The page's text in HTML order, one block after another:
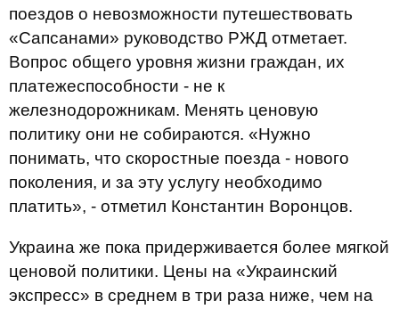
поездов о невозможности путешествовать
«Сапсанами» руководство РЖД отметает.
Вопрос общего уровня жизни граждан, их
платежеспособности - не к
железнодорожникам. Менять ценовую
политику они не собираются. «Нужно
понимать, что скоростные поезда - нового
поколения, и за эту услугу необходимо
платить», - отметил Константин Воронцов.
Украина же пока придерживается более мягкой
ценовой политики. Цены на «Украинский
экспресс» в среднем в три раза ниже, чем на